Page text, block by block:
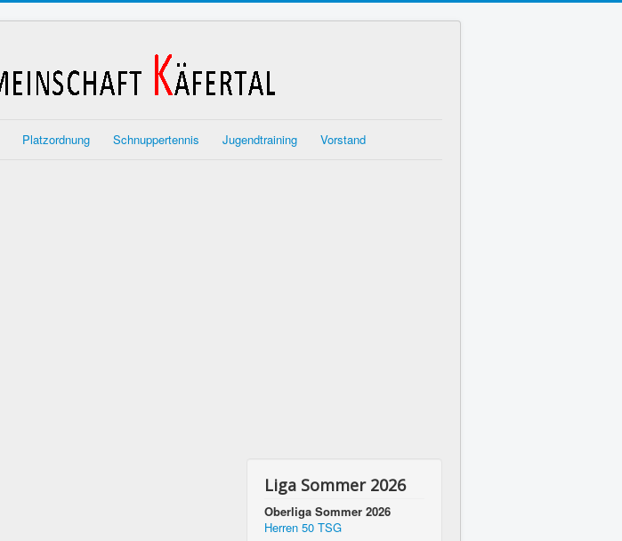
Platzordnung Schnuppertennis Jugendtraining Vorstand
Liga Sommer 2026
Oberliga Sommer 2026
Herren 50 TSG